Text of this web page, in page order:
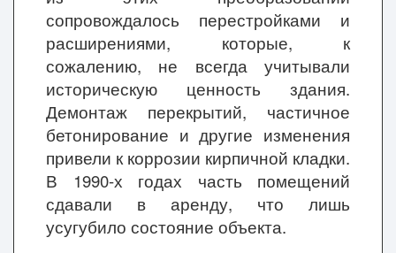
сопровождалось перестройками и
расширениями, которые, к
сожалению, не всегда учитывали
историческую ценность здания.
Демонтаж перекрытий, частичное
бетонирование и другие изменения
привели к коррозии кирпичной кладки.
В 1990-х годах часть помещений
сдавали в аренду, что лишь
усугубило состояние объекта.